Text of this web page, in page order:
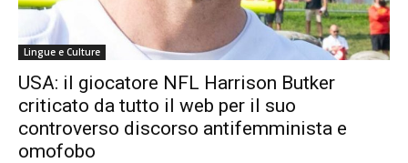
Lingue e Culture
USA: il giocatore NFL Harrison Butker
criticato da tutto il web per il suo
controverso discorso antifemminista e
omofobo